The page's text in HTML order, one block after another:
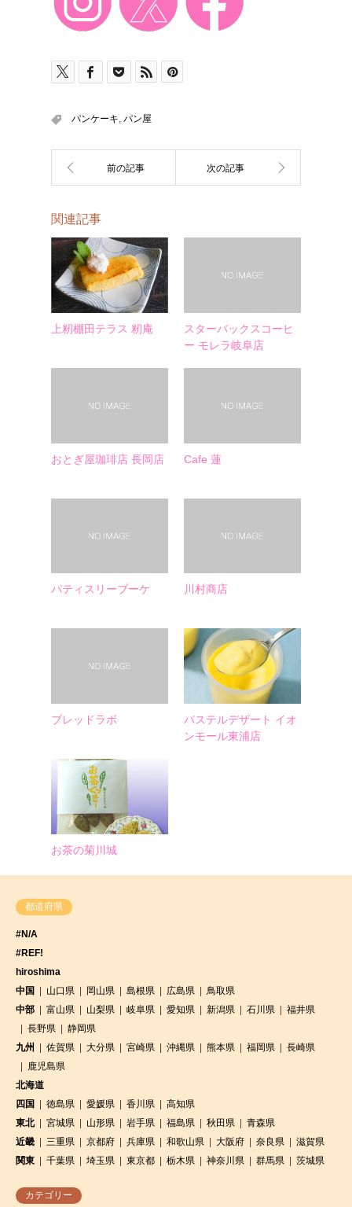
パンケーキ パン屋
関連記事
上籾棚田テラス 籾庵
スターバックスコーヒ
ー モレラ岐阜店
おとぎ屋珈琲店 長岡店 Cafe 蓮
パティスリーブーケ 川村商店
ブレッドラボ
パステルデザート イオ
ンモール東浦店
お茶の菊川城
都道府県
#N/A
#REF!
hiroshima
中国
山口県 岡山県 島根県 広島県
鳥取県
中部
富山県 山梨県 岐阜県 愛知県 新潟県 石川県
福井県
長野県
静岡県
九州
佐賀県 大分県 宮崎県 沖縄県 熊本県 福岡県
長崎県
鹿児島県
北海道
四国
徳島県 愛媛県 香川県
高知県
東北
宮城県 山形県 岩手県 福島県 秋田県
青森県
近畿
三重県 京都府 兵庫県 和歌山県 大阪府 奈良県
滋賀県
関東
千葉県 埼玉県 東京都 栃木県 神奈川県 群馬県 茨城県
カテゴリー